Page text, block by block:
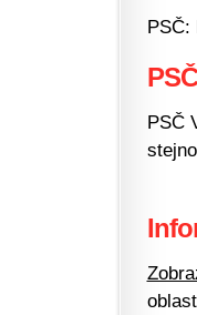
PSČ:
PSČ
PSČ